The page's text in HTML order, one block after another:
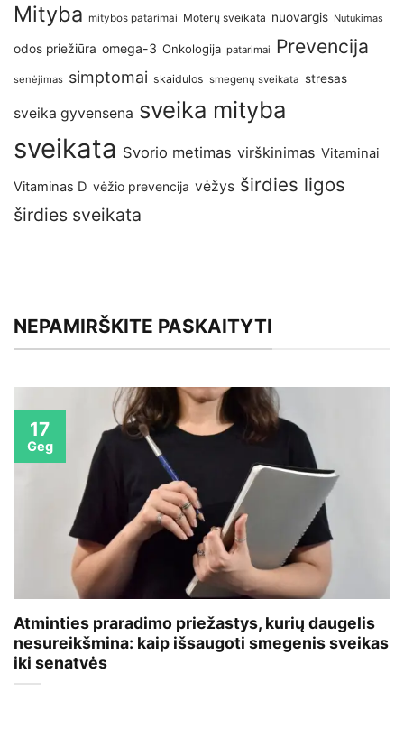
Mityba mitybos patarimai Moterų sveikata nuovargis Nutukimas
odos priežiūra omega-3 Onkologija patarimai Prevencija
senėjimas simptomai skaidulos smegenų sveikata stresas
sveika gyvensena sveika mityba
sveikata Svorio metimas virškinimas Vitaminai
Vitaminas D vėžio prevencija vėžys širdies ligos
širdies sveikata
NEPAMIRŠKITE PASKAITYTI
Atminties praradimo priežastys, kurių daugelis
nesureikšmina: kaip išsaugoti smegenis sveikas
iki senatvės
17
Geg